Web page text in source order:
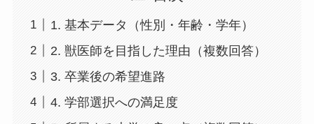
1. 基本データ（性別・年齢・学年）
2. 獣医師を目指した理由（複数回答）
3. 卒業後の希望進路
4. 学部選択への満足度